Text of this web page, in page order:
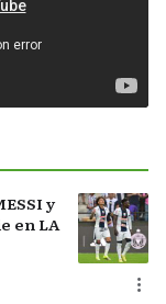
y
en LA